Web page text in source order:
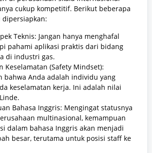
cukup kompetitif. Berikut beberapa
Teknis: Jangan hanya menghafal
pahami aplikasi praktis dari bidang
di industri gas.
Keselamatan (Safety Mindset):
bahwa Anda adalah individu yang
keselamatan kerja. Ini adalah nilai
Bahasa Inggris: Mengingat statusnya
multinasional, kemampuan
dalam bahasa Inggris akan menjadi
besar, terutama untuk posisi staff ke